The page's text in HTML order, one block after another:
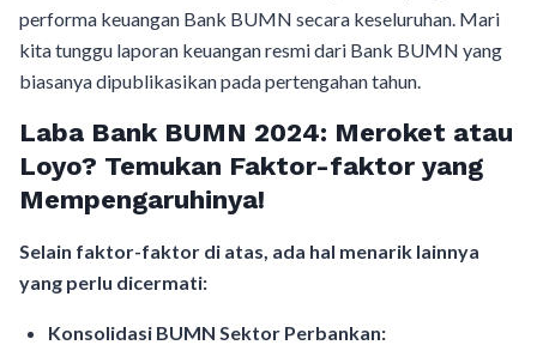
performa keuangan Bank BUMN secara keseluruhan. Mari
kita tunggu laporan keuangan resmi dari Bank BUMN yang
biasanya dipublikasikan pada pertengahan tahun.
Laba Bank BUMN 2024: Meroket atau
Loyo? Temukan Faktor-faktor yang
Mempengaruhinya!
Selain faktor-faktor di atas, ada hal menarik lainnya
yang perlu dicermati:
Konsolidasi BUMN Sektor Perbankan: